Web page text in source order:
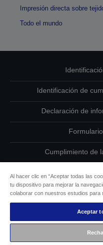
Impresión directa sobre
Todo el mundo
Identificación de
Declaración de
Cumplimiento de
Compromiso de
Copyright ©
Al hacer clic en “Aceptar todas las
tu dispositivo para mejorar la
colaborar con nuestros estudios para
Aceptar